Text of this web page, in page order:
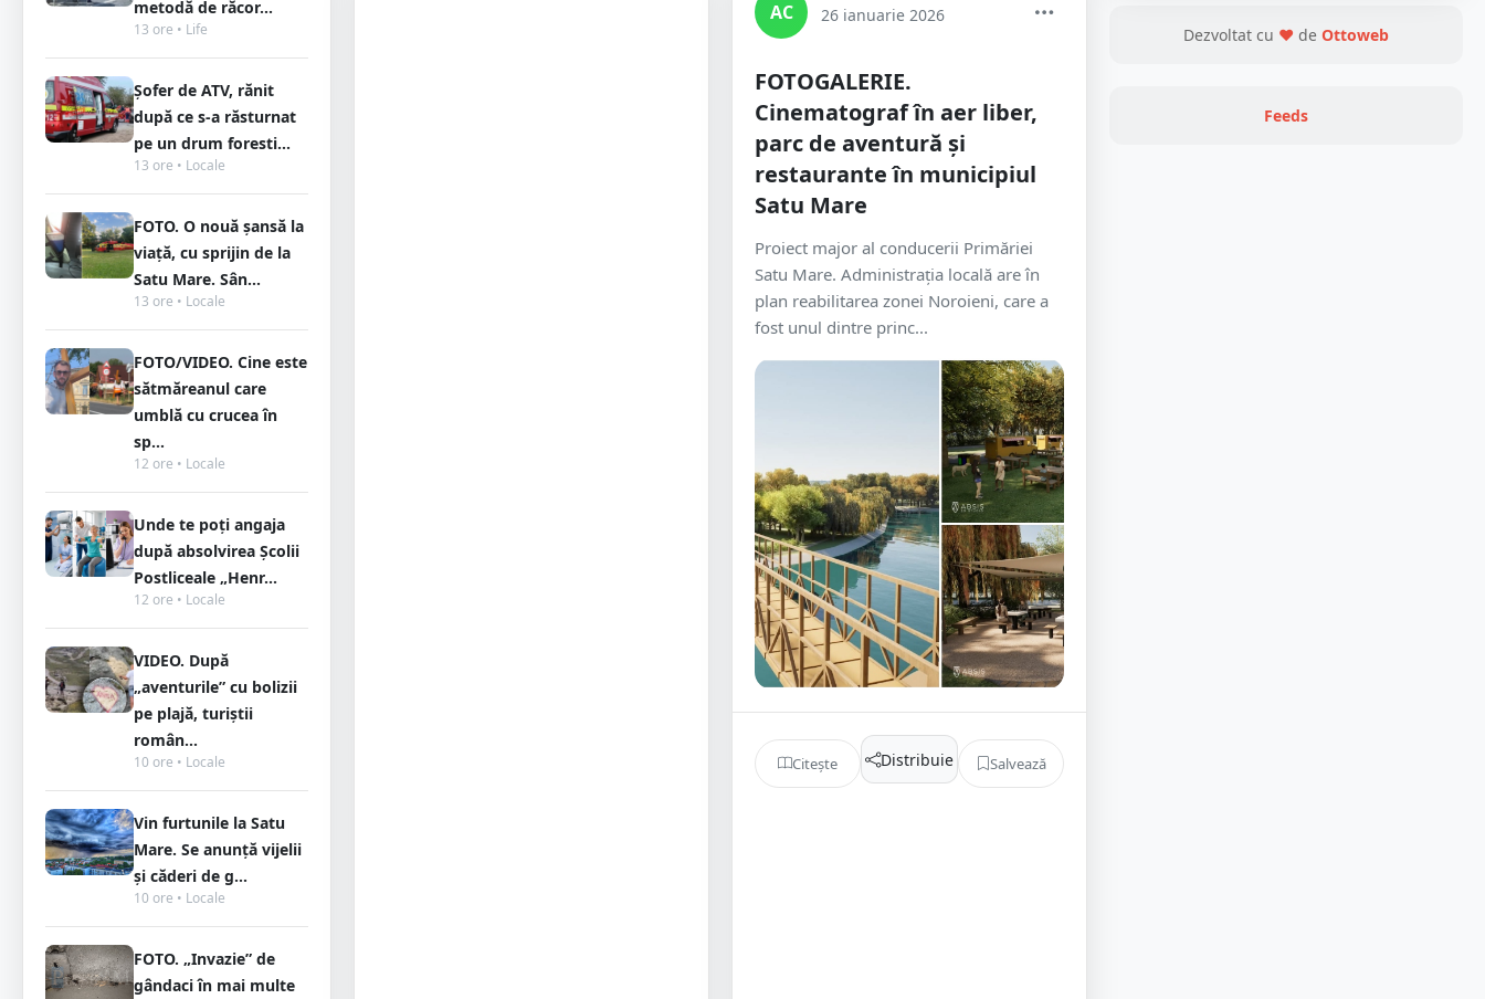
metodă de răcor...
13 ore • Life
Șofer de ATV, rănit
după ce s-a răsturnat
pe un drum foresti...
13 ore • Locale
FOTO. O nouă șansă la
viață, cu sprijin de la
Satu Mare. Sân...
13 ore • Locale
FOTO/VIDEO. Cine este
sătmăreanul care
umblă cu crucea în
sp...
12 ore • Locale
Unde te poți angaja
după absolvirea Școlii
Postliceale „Henr...
12 ore • Locale
VIDEO. După
„aventurile” cu bolizii
pe plajă, turiștii
român...
10 ore • Locale
Vin furtunile la Satu
Mare. Se anunță vijelii
și căderi de g...
10 ore • Locale
FOTO. „Invazie” de
gândaci în mai multe
AC 26 ianuarie 2026
FOTOGALERIE.
Cinematograf în aer liber,
parc de aventură și
restaurante în municipiul
Satu Mare
Proiect major al conducerii Primăriei
Satu Mare. Administrația locală are în
plan reabilitarea zonei Noroieni, care a
fost unul dintre princ...
Citește Distribuie Salvează
Dezvoltat cu ❤ de Ottoweb
Feeds